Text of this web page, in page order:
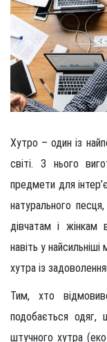
Хутро – один із
світі. З нього
предмети для
натурального
дівчатам і жінкам
навіть у
хутра із
Тим, хто
подобається одяг,
штучного хутра